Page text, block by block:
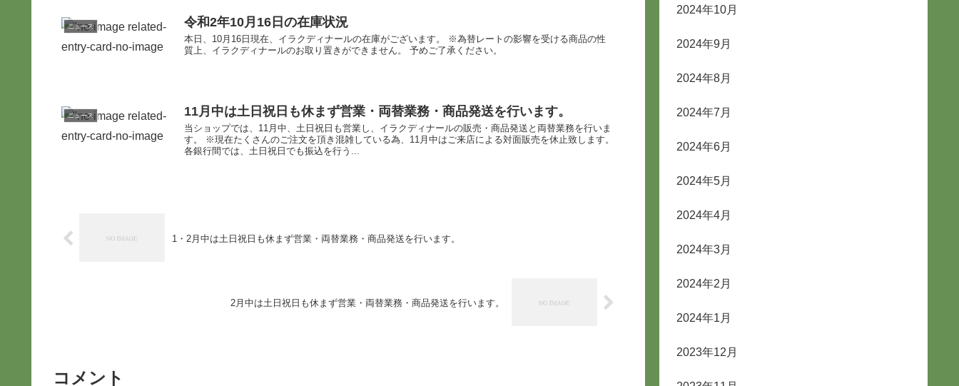
ニュース 令和2年10月16日の在庫状況
本日、10月16日現在、イラクディナールの在庫がございます。 ※為替レートの影響を受ける商品の性
質上、イラクディナールのお取り置きができません。 予めご了承ください。
ニュース 11月中は土日祝日も休まず営業・両替業務・商品発送を行います。
当ショップでは、11月中、土日祝日も営業し、イラクディナールの販売・商品発送と両替業務を行いま
す。 ※現在たくさんのご注文を頂き混雑している為、11月中はご来店による対面販売を休止致します。
各銀行間では、土日祝日でも振込を行う...
1・2月中は土日祝日も休まず営業・両替業務・商品発送を行います。
2月中は土日祝日も休まず営業・両替業務・商品発送を行います。
コメント
2024年10月
2024年9月
2024年8月
2024年7月
2024年6月
2024年5月
2024年4月
2024年3月
2024年2月
2024年1月
2023年12月